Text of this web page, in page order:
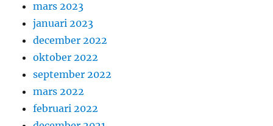
mars 2023
januari 2023
december 2022
oktober 2022
september 2022
mars 2022
februari 2022